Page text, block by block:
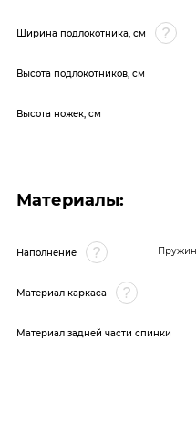
Ширина подлокотника, см
Высота подлокотников, см
Высота ножек, см
Материалы:
Наполнение
Материал каркаса
Материал задней части спинки